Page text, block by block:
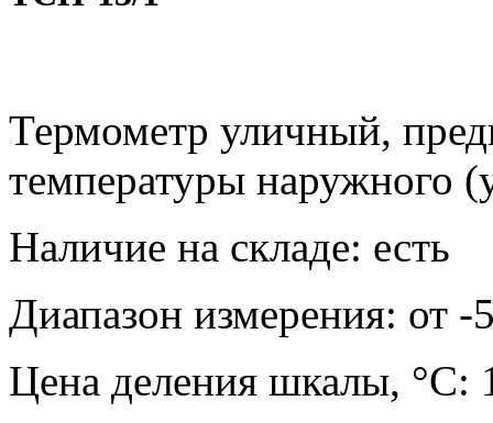
Термометр уличный,
температуры наружного
Наличие на складе: есть
Диапазон измерения: от -
Цена деления шкалы, °С: